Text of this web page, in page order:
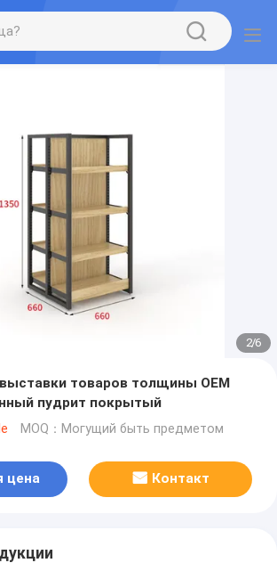
2/6
товаров толщины OEM
пудрит покрытый
MOQ：Могущий быть предметом
цена Контакт